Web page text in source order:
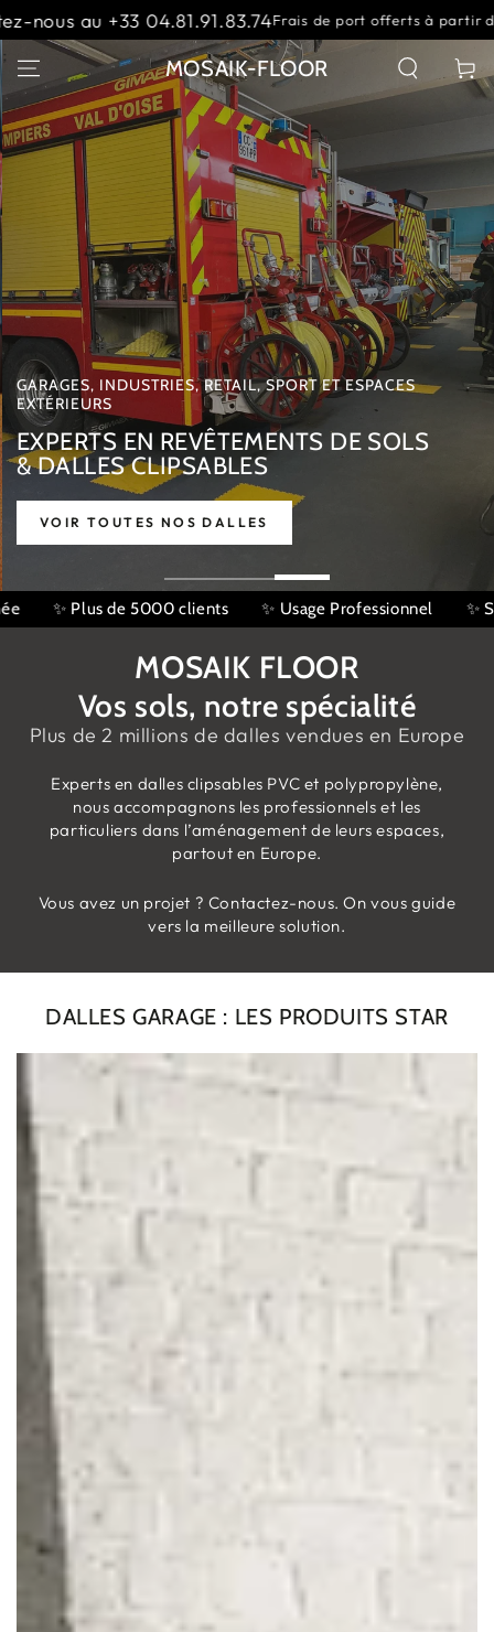
IGNORER LE
CONTENU
Frais de port offerts à partir de 1500 € Contactez-
MOSAIK-FLOOR Panier
GARAGES, INDUSTRIES, RETAIL, SPORT ET ESPACES
EXTÉRIEURS
EXPERTS EN REVÊTEMENTS DE SOLS
& DALLES CLIPSABLES
VOIR TOUTES NOS DALLES
Slideshow
banner
;
✨ SATISFACTION : 4,9/5 Avis Google 100'000
MOSAIK FLOOR
Vos sols, notre spécialité
Plus de 2 millions de dalles vendues en Europe
Experts en dalles clipsables PVC et polypropylène,
nous accompagnons les professionnels et les
particuliers dans l’aménagement de leurs espaces,
partout en Europe.
Vous avez un projet ? Contactez-nous. On vous guide
vers la meilleure solution.
DALLES GARAGE : LES PRODUITS STAR